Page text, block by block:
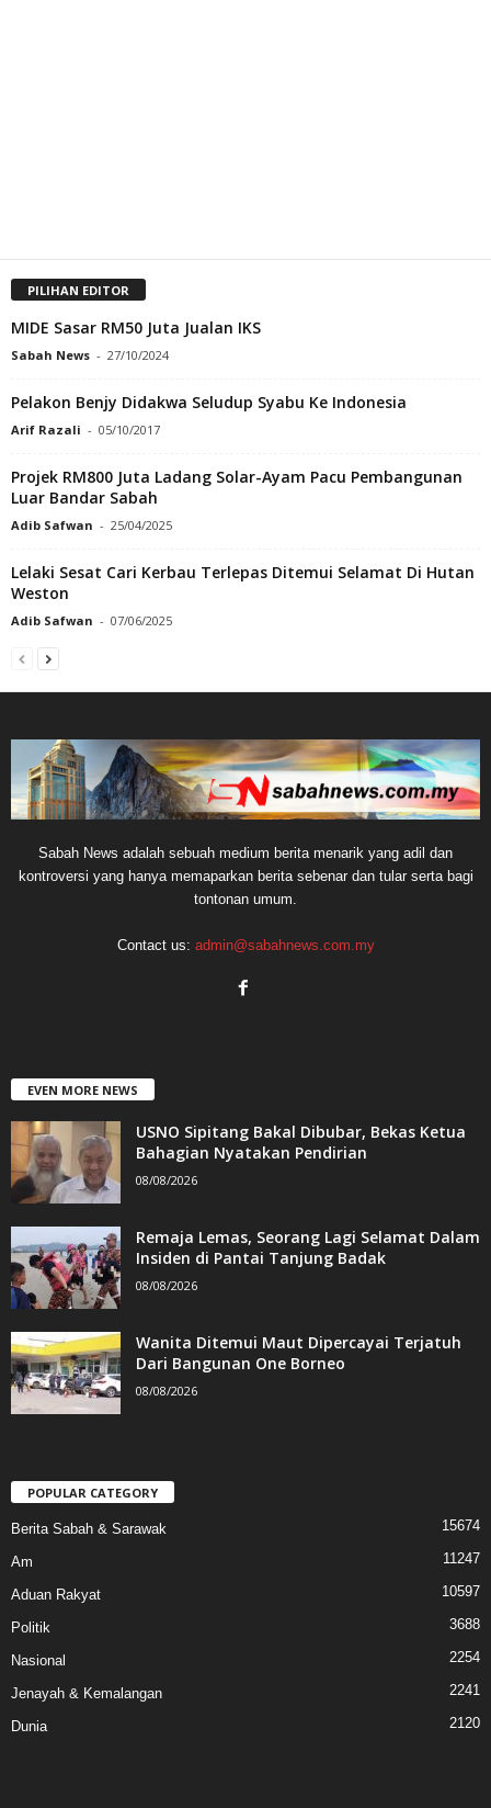
PILIHAN EDITOR
MIDE Sasar RM50 Juta Jualan IKS
Sabah News - 27/10/2024
Pelakon Benjy Didakwa Seludup Syabu Ke Indonesia
Arif Razali - 05/10/2017
Projek RM800 Juta Ladang Solar-Ayam Pacu Pembangunan
Luar Bandar Sabah
Adib Safwan - 25/04/2025
Lelaki Sesat Cari Kerbau Terlepas Ditemui Selamat Di Hutan
Weston
Adib Safwan - 07/06/2025
Sabah News adalah sebuah medium berita menarik yang adil dan
kontroversi yang hanya memaparkan berita sebenar dan tular serta bagi
tontonan umum.
Contact us: admin@sabahnews.com.my
EVEN MORE NEWS
USNO Sipitang Bakal Dibubar, Bekas Ketua
Bahagian Nyatakan Pendirian
08/08/2026
Remaja Lemas, Seorang Lagi Selamat Dalam
Insiden di Pantai Tanjung Badak
08/08/2026
Wanita Ditemui Maut Dipercayai Terjatuh
Dari Bangunan One Borneo
08/08/2026
POPULAR CATEGORY
Berita Sabah & Sarawak 15674
Am 11247
Aduan Rakyat 10597
Politik 3688
Nasional 2254
Jenayah & Kemalangan 2241
Dunia 2120